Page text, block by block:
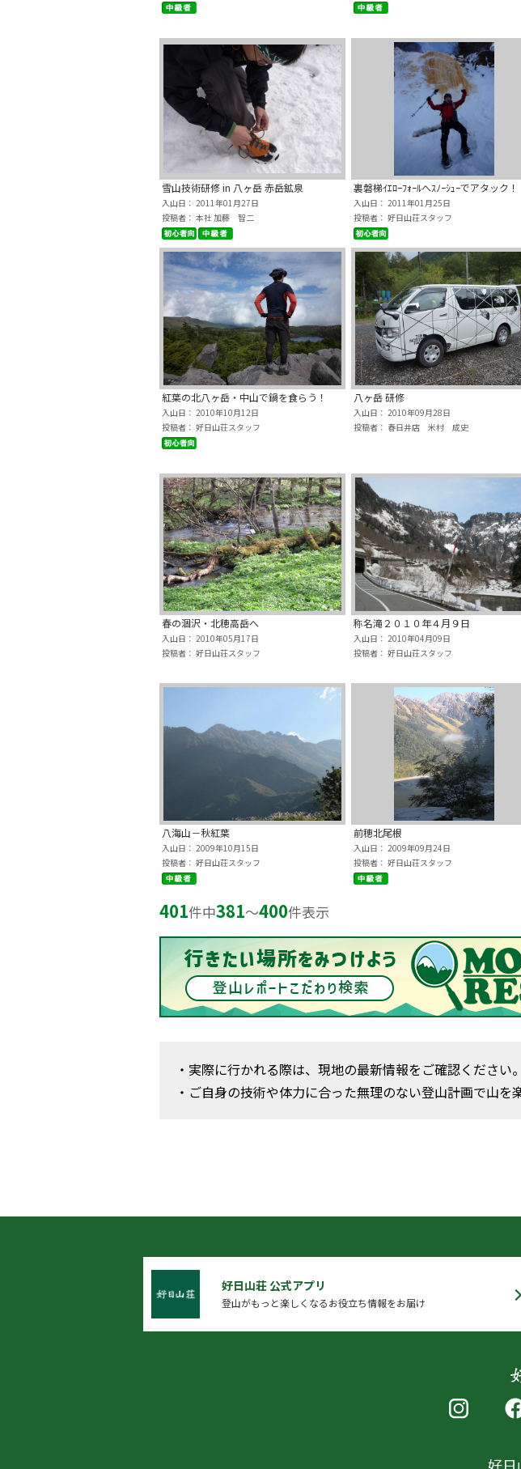
雪山技術研修 in 八ヶ岳 赤岳鉱泉
入山日： 2011年01月27日
投稿者： 本社 加藤 智二
裏磐梯ｲｴﾛｰﾌｫｰﾙへｽﾉｰｼｭｰでアタック！
入山日： 2011年01月25日
投稿者： 好日山荘スタッフ
紅葉の北八ヶ岳・中山で鍋を食らう！
入山日： 2010年10月12日
投稿者： 好日山荘スタッフ
八ヶ岳 研修
入山日： 2010年09月28日
投稿者： 春日井店 米村 成史
春の涸沢・北穂高岳へ
入山日： 2010年05月17日
投稿者： 好日山荘スタッフ
称名滝２０１０年４月９日
入山日： 2010年04月09日
投稿者： 好日山荘スタッフ
八海山－秋紅葉
入山日： 2009年10月15日
投稿者： 好日山荘スタッフ
前穂北尾根
入山日： 2009年09月24日
投稿者： 好日山荘スタッフ
401件中381〜400件表示
・実際に行かれる際は、現地の最新情報をご確認ください。
・ご自身の技術や体力に合った無理のない登山計画で山を
好日山荘 公式アプリ
登山がもっと楽しくなるお役立ち情報をお届け
好日